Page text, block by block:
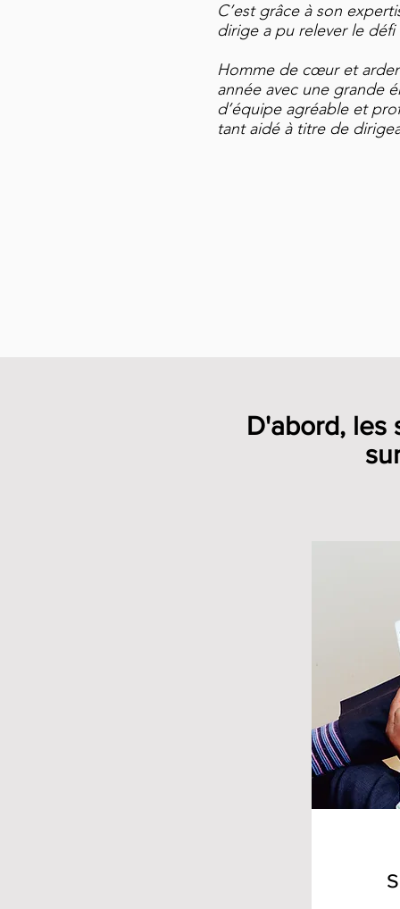
C’est grâce à son
dirige a pu relever le
Homme de cœur et
année avec une grande
d’équipe agréable et
tant aidé à titre de
D'abord, les